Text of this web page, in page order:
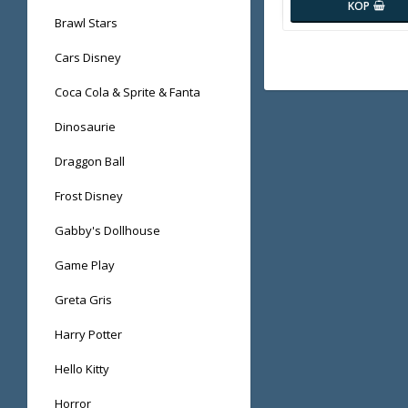
Brawl Stars
Cars Disney
Coca Cola & Sprite & Fanta
Dinosaurie
Draggon Ball
Frost Disney
Gabby's Dollhouse
Game Play
Greta Gris
Harry Potter
Hello Kitty
Horror
KÖP